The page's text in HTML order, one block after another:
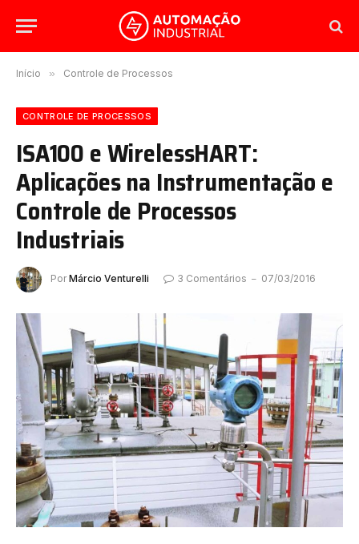
Início » Controle de Processos
CONTROLE DE PROCESSOS
ISA100 e WirelessHART:
Aplicações na Instrumentação e
Controle de Processos
Industriais
Por Márcio Venturelli 3 Comentários 07/03/2016